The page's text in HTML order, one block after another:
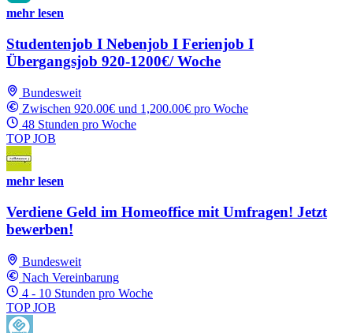
mehr lesen
Studentenjob I Nebenjob I Ferienjob I
Übergangsjob 920-1200€/ Woche
Bundesweit
Zwischen 920.00€ und 1,200.00€ pro Woche
48 Stunden pro Woche
TOP JOB
mehr lesen
Verdiene Geld im Homeoffice mit Umfragen! Jetzt
bewerben!
Bundesweit
Nach Vereinbarung
4 - 10 Stunden pro Woche
TOP JOB